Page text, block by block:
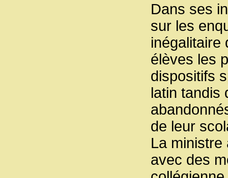
Dans ses
sur les
inégalitaire
élèves les
dispositifs
latin tandis
de leur
La ministre
avec des